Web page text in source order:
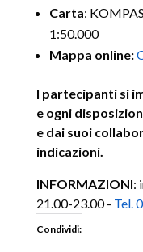
Carta:
1:50.000
Mappa online:
I partecipanti si
e ogni
e dai suoi
indicazioni.
INFORMAZIONI:
21.00-23.00 - Tel.
Condividi: